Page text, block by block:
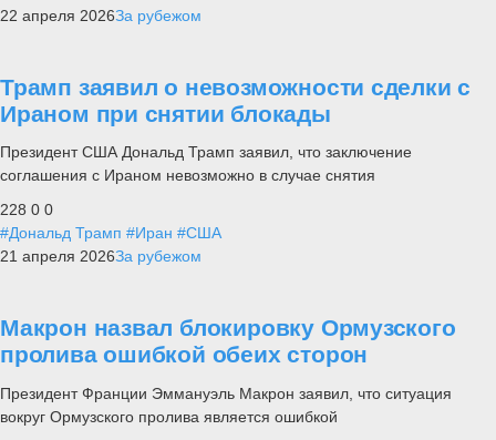
22 апреля 2026За рубежом
Трамп заявил о невозможности сделки с
Ираном при снятии блокады
Президент США Дональд Трамп заявил, что заключение
соглашения с Ираном невозможно в случае снятия
228 0 0
#Дональд Трамп #Иран #США
21 апреля 2026За рубежом
Макрон назвал блокировку Ормузского
пролива ошибкой обеих сторон
Президент Франции Эммануэль Макрон заявил, что ситуация
вокруг Ормузского пролива является ошибкой